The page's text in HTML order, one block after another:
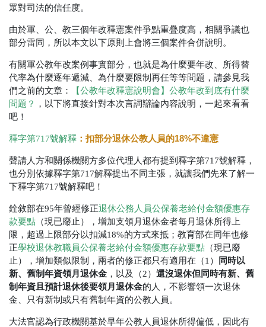
眾對司法的信任度。
由於軍、公、教三個年改釋憲案件爭點重疊度高，相關爭議也
部分雷同，所以本文以下原則上會將三個案件合併說明。
有關軍公教年改案例事實部分，也就是為什麼要年改、所得替
代率為什麼逐年遞減、為什麼要限制再任等等問題，請參見我
們之前的文章：
【公教年改釋憲說明會】公教年改到底有什麼
問題？
，以下將直接針對本次言詞辯論內容說明，一起來看看
吧！
釋字第717號解釋 ：扣部分退休公教人員的18%不違憲
聲請人方和關係機關方多位代理人都有提到釋字第717號解釋，
也分別依據釋字第717解釋提出不同主張，就讓我們先來了解一
下釋字第717號解釋吧！
銓敘部在95年曾經修正退休公務人員公保養老給付金額優惠存
款要點 （現已廢止），增加支領月退休金者每月退休所得上
限，超過上限部分以扣減18%的方式來抵；教育部在同年也修
正學校退休教職員公保養老給付金額優惠存款要點 （現已廢
止），增加類似限制，兩者的修正都只有適用在（1）
同時以
新、舊制年資領月退休金 ，以及（2） 還沒退休但同時有新、舊
制年資且預計退休後要領月退休金的人，不影響領一次退休
金、只有新制或只有舊制年資的公教人員。
大法官認為行政機關基於早年公教人員退休所得偏低，因此有